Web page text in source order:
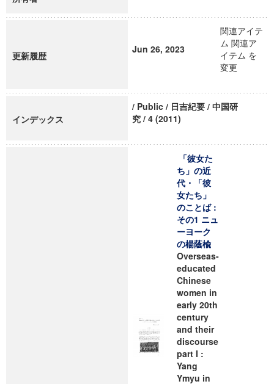
更新履歴
Jun 26, 2023
関連アイテ
ム 関連ア
イテム を
変更
インデックス
/ Public / 日吉紀要 / 中国研
究 / 4 (2011)
「彼女た
ち」の近
代・「彼
女たち」
のことば :
その1 ニュ
ーヨーク
の楊蔭楡
Overseas-
educated
Chinese
women in
early 20th
century
and their
discourse
part I :
Yang
Ymyu in